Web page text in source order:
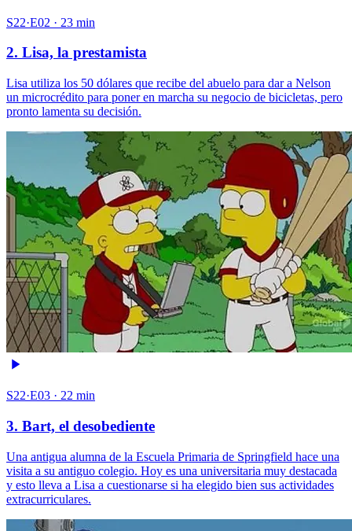
S22·E02 · 23 min
2. Lisa, la prestamista
Lisa utiliza los 50 dólares que recibe del abuelo para dar a Nelson
un microcrédito para poner en marcha su negocio de bicicletas, pero
pronto lamenta su decisión.
S22·E03 · 22 min
3. Bart, el desobediente
Una antigua alumna de la Escuela Primaria de Springfield hace una
visita a su antiguo colegio. Hoy es una universitaria muy destacada
y esto lleva a Lisa a cuestionarse si ha elegido bien sus actividades
extracurriculares.